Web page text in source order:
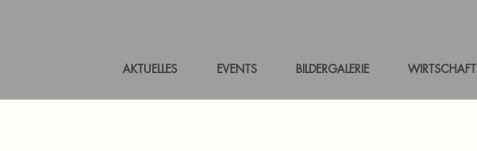
AKTUELLES EVENTS BILDERGALERIE WIRTSCHAFT